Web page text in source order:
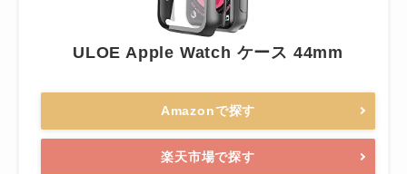
ULOE Apple Watch ケース 44mm
Amazonで探す
楽天市場で探す